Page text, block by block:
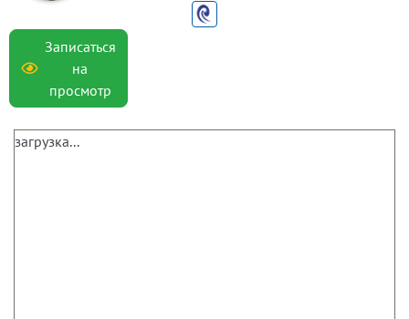
Записаться
на
просмотр
загрузка...